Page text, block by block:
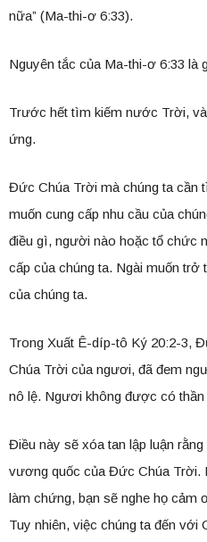
nữa” (Ma-thi-ơ 6:33).
Nguyên tắc của Ma-thi-ơ 6:33 là
Trước hết tìm kiếm nước Trời,
ứng.
Đức Chúa Trời mà chúng ta cần
muốn cung cấp nhu cầu của
điều gì, người nào hoặc tổ chức
cấp của chúng ta. Ngài muốn trở
của chúng ta.
Trong Xuất Ê-díp-tô Ký 20:2-3,
Chúa Trời của ngươi, đã đem
nô lệ. Ngươi không được có
Điều này sẽ xóa tan lập luận
vương quốc của Đức Chúa Trời.
làm chứng, bạn sẽ nghe họ cảm
Tuy nhiên, việc chúng ta đến với